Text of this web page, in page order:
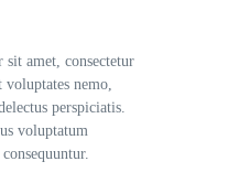
amet, consectetur
nemo,
perspiciatis.
voluptatum